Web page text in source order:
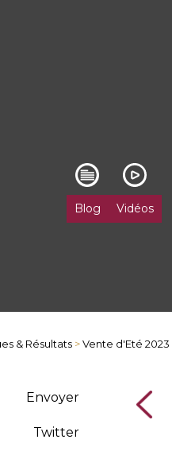
Blog Vidéos
& Résultats >Vente d'Eté 2023
Envoyer
Twitter